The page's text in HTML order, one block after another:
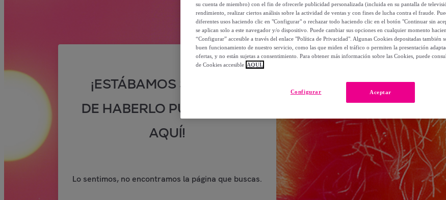
¡ESTÁBAMOS SEGUROS
DE HABERLO PUESTO POR
AQUÍ!
Lo sentimos, no encontramos la página que buscas.
su cuenta de miembro) con el fin de ofrecerle publicidad personalizada (incluida en su pantalla de
rendimiento, realizar ciertos análisis sobre la actividad de ventas y con fines de lucha contra el fraude.
diferentes usos haciendo clic en "Configurar" o rechazar todo haciendo clic en el botón "Continuar sin
se aplican solo a este navegador y/o dispositivo. Puede cambiar sus opciones en cualquier momento
“Configurar” accesible a través del enlace "Política de Privacidad". Algunas Cookies depositadas también
buen funcionamiento de nuestro servicio, como las que miden el tráfico o permiten la presentación
ofertas, y no están sujetas a consentimiento. Para obtener más información sobre las Cookies, puede
de Cookies accesible AQUÍ.
Aceptar
Configurar